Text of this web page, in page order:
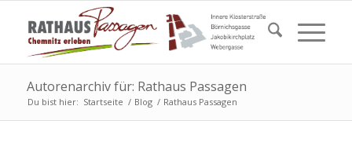
Autorenarchiv für: Rathaus Passagen
Du bist hier: Startseite / Blog / Rathaus Passagen